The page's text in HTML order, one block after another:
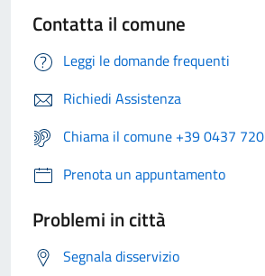
Contatta il comune
Leggi le domande frequenti
Richiedi Assistenza
Chiama il comune +39 0437
Prenota un appuntamento
Problemi in città
Segnala disservizio